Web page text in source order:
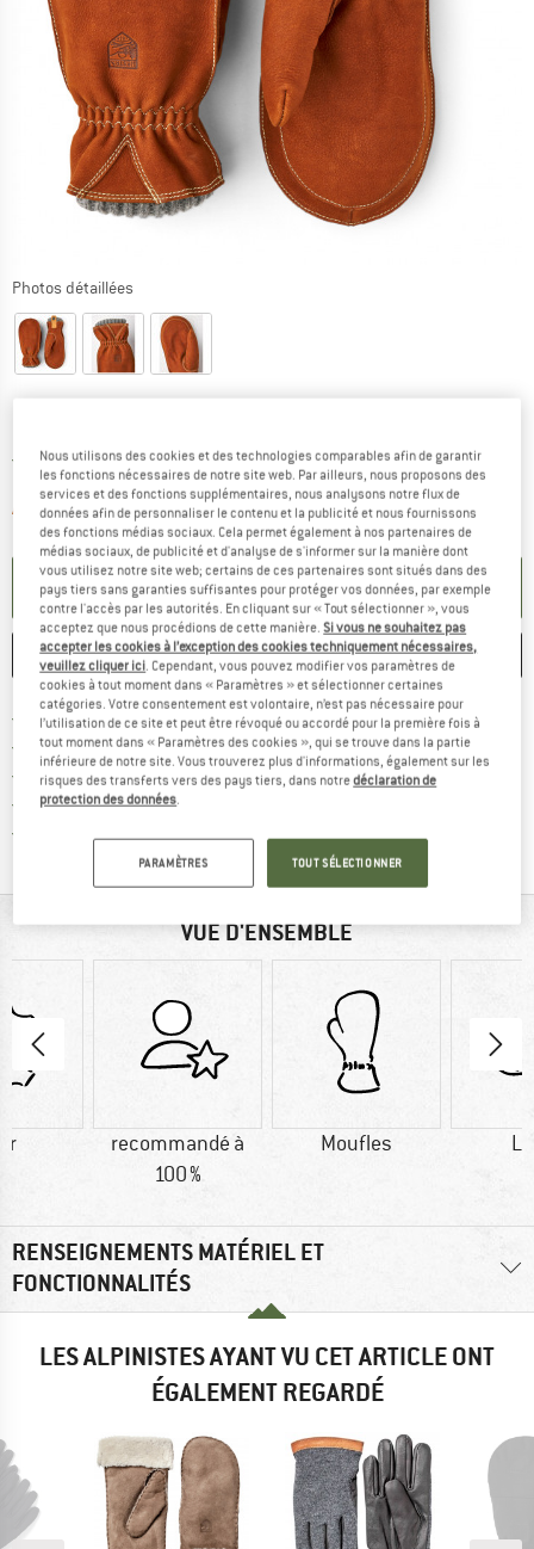
Photos détaillées
Livraison gratuite(FR)France. Informations sur les frais de
Article momentanément épuisé;Le lien s'ouvre dans une boîte
PARAMÉTRER ALERTE
ENREGISTRER COMPARER
Livraison gratuite dès 69 € (FR)Trouve les infos sur la
Droit de retour de 100 joursTrouve les informations de
> 4 000 000 clients satisfaits
Tous les articles disponibles
Protection des acheteurs de Trusted Shops
VUE D'ENSEMBLE
recommandé à
100 %
Moufles
RENSEIGNEMENTS MATÉRIEL ET
FONCTIONNALITÉS
LES ALPINISTES AYANT VU CET ARTICLE ONT
ÉGALEMENT REGARDÉ
Nous utilisons des cookies et des technologies comparables afin de garantir
les fonctions nécessaires de notre site web. Par ailleurs, nous proposons des
services et des fonctions supplémentaires, nous analysons notre flux de
données afin de personnaliser le contenu et la publicité et nous fournissons
des fonctions médias sociaux. Cela permet également à nos partenaires de
médias sociaux, de publicité et d'analyse de s'informer sur la manière dont
vous utilisez notre site web; certains de ces partenaires sont situés dans des
pays tiers sans garanties suffisantes pour protéger vos données, par exemple
contre l'accès par les autorités. En cliquant sur « Tout sélectionner », vous
acceptez que nous procédions de cette manière.Si vous ne souhaitez pas
accepter les cookies à l’exception des cookies techniquement nécessaires,
veuillez cliquer ici. Cependant, vous pouvez modifier vos paramètres de
cookies à tout moment dans « Paramètres » et sélectionner certaines
catégories. Votre consentement est volontaire, n’est pas nécessaire pour
l’utilisation de ce site et peut être révoqué ou accordé pour la première fois à
tout moment dans « Paramètres des cookies », qui se trouve dans la partie
inférieure de notre site. Vous trouverez plus d'informations, également sur les
risques des transferts vers des pays tiers, dans notredéclaration de
protection des données.
PARAMÈTRES TOUT SÉLECTIONNER